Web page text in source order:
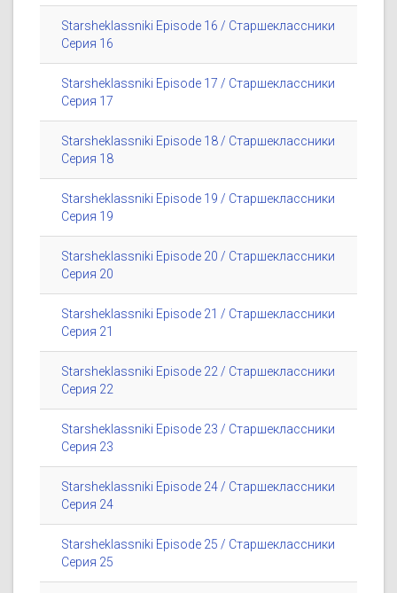
Starsheklassniki Episode 16 / Старшеклассники
Серия 16
Starsheklassniki Episode 17 / Старшеклассники
Серия 17
Starsheklassniki Episode 18 / Старшеклассники
Серия 18
Starsheklassniki Episode 19 / Старшеклассники
Серия 19
Starsheklassniki Episode 20 / Старшеклассники
Серия 20
Starsheklassniki Episode 21 / Старшеклассники
Серия 21
Starsheklassniki Episode 22 / Старшеклассники
Серия 22
Starsheklassniki Episode 23 / Старшеклассники
Серия 23
Starsheklassniki Episode 24 / Старшеклассники
Серия 24
Starsheklassniki Episode 25 / Старшеклассники
Серия 25